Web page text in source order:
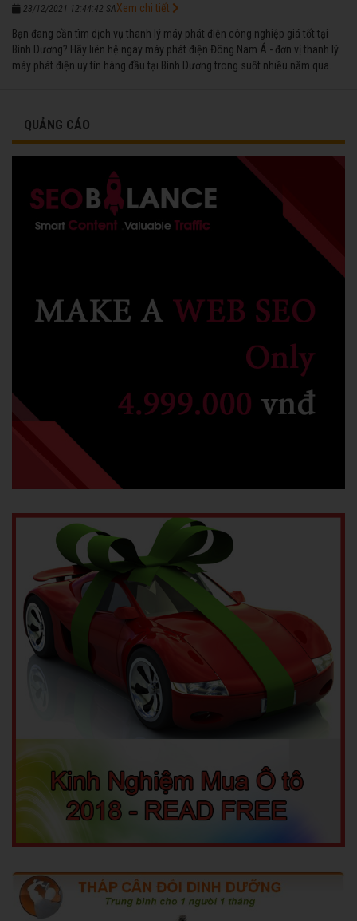
23/12/2021 12:44:42 SA
Bạn đang cần tìm dịch vụ thanh lý máy phát điện công nghiệp giá tốt tại
Bình Dương? Hãy liên hệ ngay máy phát điện Đông Nam Á - đơn vị thanh lý
máy phát điện uy tín hàng đầu tại Bình Dương trong suốt nhiều năm qua.
Xem chi tiết
QUẢNG CÁO